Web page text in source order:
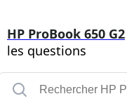
HP ProBook 650 G2
les questions